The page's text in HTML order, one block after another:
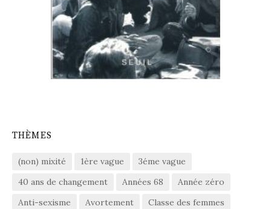
THÈMES
(non) mixité 1ère vague
3éme vague
40 ans de changement
Années 68
Année zéro
Anti-sexisme
Avortement
Classe des femmes